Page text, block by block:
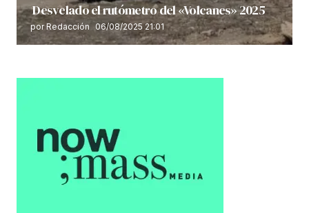
Desvelado el rutómetro del «Volcanes» 2025
por Redacción 06/08/2025 21:01